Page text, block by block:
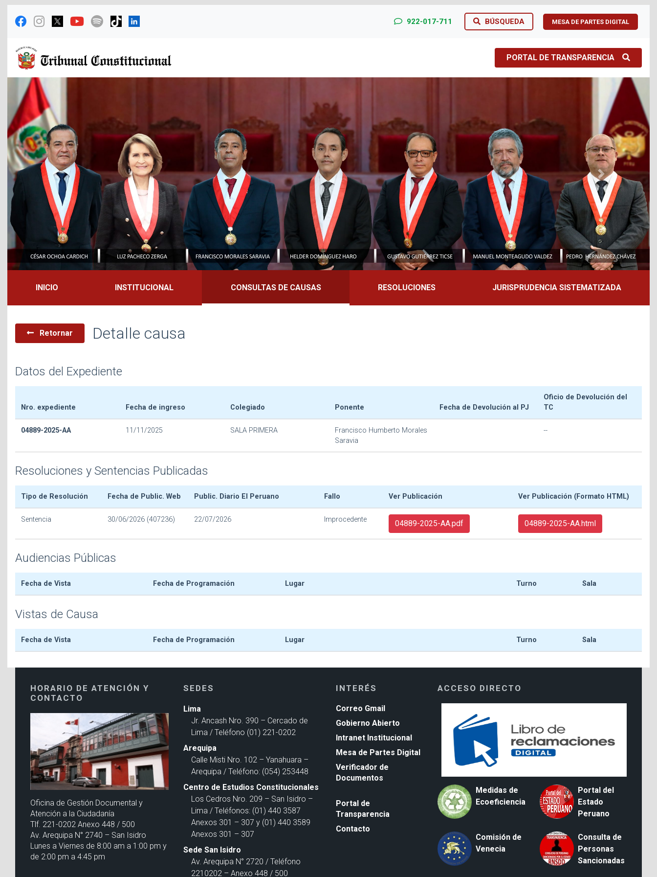
922-017-711 BÚSQUEDA MESA DE PARTES DIGITAL
PORTAL DE TRANSPARENCIA
Previous Next
INICIO INSTITUCIONAL CONSULTAS DE CAUSAS RESOLUCIONES JURISPRUDENCIA SISTEMATIZADA
Retornar Detalle causa
Datos del Expediente
Nro. expediente Fecha de ingreso Colegiado Ponente Fecha de Devolución al PJ
Oficio de Devolución del
TC
04889-2025-AA 11/11/2025 SALA PRIMERA
Francisco Humberto Morales
Saravia
--
Resoluciones y Sentencias Publicadas
Tipo de Resolución Fecha de Public. Web Public. Diario El Peruano Fallo Ver Publicación Ver Publicación (Formato HTML)
Sentencia 30/06/2026 (407236) 22/07/2026 Improcedente 04889-2025-AA.pdf 04889-2025-AA.html
Audiencias Públicas
Fecha de Vista Fecha de Programación Lugar Turno Sala
Vistas de Causa
Fecha de Vista Fecha de Programación Lugar Turno Sala
HORARIO DE ATENCIÓN Y
CONTACTO
Oficina de Gestión Documental y
Atención a la Ciudadanía
Tlf. 221-0202 Anexo 448 / 500
Av. Arequipa N° 2740 – San Isidro
Lunes a Viernes de 8:00 am a 1:00 pm y
de 2:00 pm a 4:45 pm
SEDES
Lima
Jr. Ancash Nro. 390 – Cercado de
Lima / Teléfono (01) 221-0202
Arequipa
Calle Misti Nro. 102 – Yanahuara –
Arequipa / Teléfono: (054) 253448
Centro de Estudios Constitucionales
Los Cedros Nro. 209 – San Isidro –
Lima / Teléfonos: (01) 440 3587
Anexos 301 – 307 y (01) 440 3589
Anexos 301 – 307
Sede San Isidro
Av. Arequipa N° 2720 / Teléfono
2210202 – Anexo 448 / 500
INTERÉS
Correo Gmail
Gobierno Abierto
Intranet Institucional
Mesa de Partes Digital
Verificador de
Documentos
Portal de
Transparencia
Contacto
ACCESO DIRECTO
Medidas de
Ecoeficiencia
Portal del
Estado
Peruano
Comisión de
Venecia
Consulta de
Personas
Sancionadas